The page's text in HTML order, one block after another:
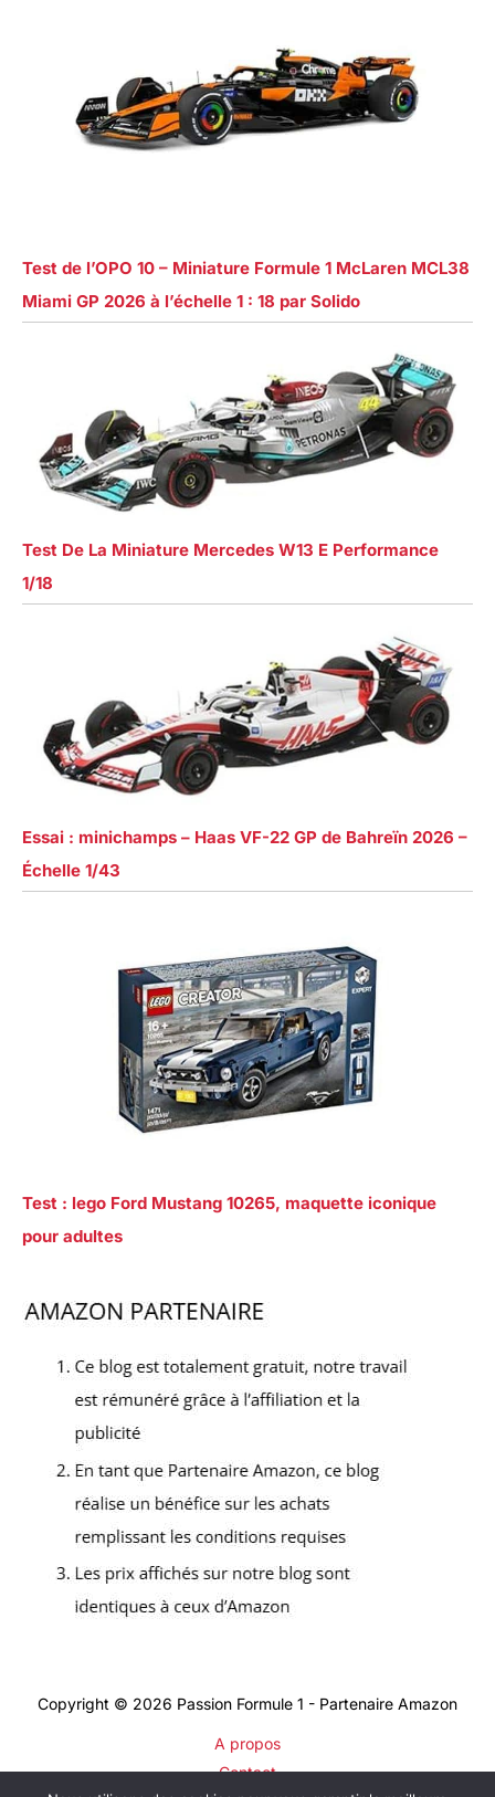
Test de l’OPO 10 – Miniature Formule 1 McLaren MCL38
Miami GP 2026 à l’échelle 1 : 18 par Solido
Test De La Miniature Mercedes W13 E Performance
1/18
Essai : minichamps – Haas VF-22 GP de Bahreïn 2026 –
Échelle 1/43
Test : lego Ford Mustang 10265, maquette iconique
pour adultes
Copyright © 2026 Passion Formule 1 - Partenaire Amazon
A propos
Contact